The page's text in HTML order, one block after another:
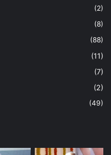
(2)
(8)
(88)
(11)
(7)
(2)
(49)